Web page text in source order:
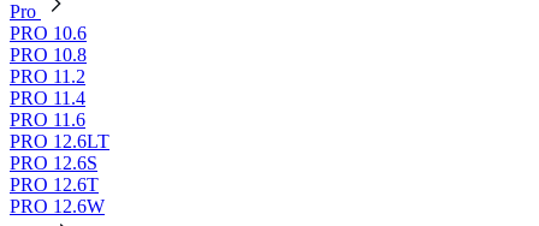
Pro
PRO 10.6
PRO 10.8
PRO 11.2
PRO 11.4
PRO 11.6
PRO 12.6LT
PRO 12.6S
PRO 12.6T
PRO 12.6W